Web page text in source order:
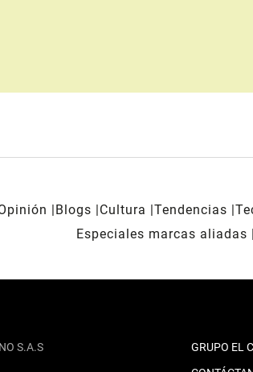
Blogs Cultura Tendencias
Especiales marcas aliadas
S.A.S
GRUPO EL